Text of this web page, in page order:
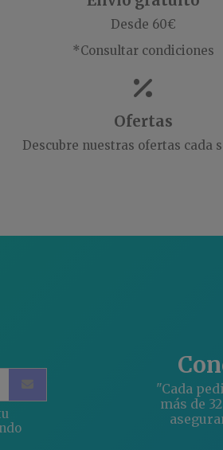
Desde 60€
*Consultar condiciones
Ofertas
Descubre nuestras ofertas cada
"Cada
más de